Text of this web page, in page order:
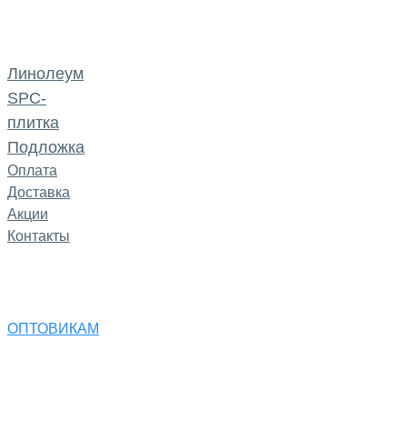
Линолеум
SPC-
плитка
Подложка
Оплата
Доставка
Акции
Контакты
ОПТОВИКАМ